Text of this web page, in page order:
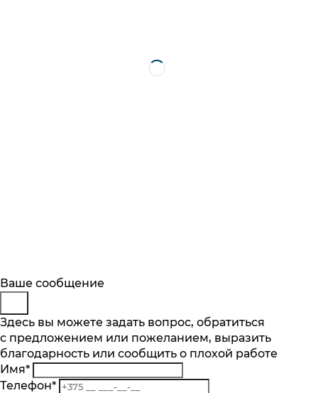
Описание
Отзывы
Основные характеристики
Тип компрессора
стандартный
Будьте в курсе
Подпишитесь на последние обновления
и узнавайте о новинках и специальных
предложениях первыми
Подписаться
Заказ обратного звонка
Представьтесь
Телефон*
Комментарий
Ваше сообщение
Здесь вы можете задать вопрос, обратиться
с предложением или пожеланием, выразить
благодарность или сообщить о плохой работе
Имя*
Телефон*